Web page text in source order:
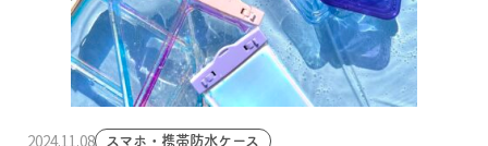
2024.11.08 スマホ・携帯防水ケース